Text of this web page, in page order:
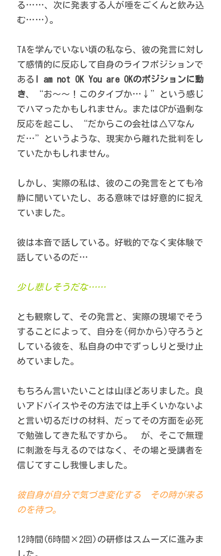
る……、次に発表する人が唾をごくんと飲み込
む……)。
TAを学んでいない頃の私なら、彼の発言に対し
て感情的に反応して自身のライフポジションで
ある
I am not OK You are OKのポジションに動
き、“お～～！このタイプか…↓”という感じ
でハマったかもしれません。またはCPが過剰な
反応を起こし、“だからこの会社は△▽なん
だ…”というような、現実から離れた批判をし
ていたかもしれません。
しかし、実際の私は、彼のこの発言をとても冷
静に聞いていたし、ある意味では好意的に捉え
ていました。
彼は本音で話している。好戦的でなく実体験で
話しているのだ…
少し悲しそうだな……
とも観察して、その発言と、実際の現場でそう
することによって、自分を(何かから)守ろうと
している彼を、私自身の中でずっしりと受け止
めていました。
もちろん言いたいことは山ほどありました。良
いアドバイスやその方法では上手くいかないよ
と言い切るだけの材料、だってその方面を必死
で勉強してきた私ですから。　が、そこで無理
に刺激を与えるのではなく、その場と受講者を
信じてすこし我慢しました。
彼自身が自分で気づき変化する　その時が来る
のを待つ。
12時間(6時間×2回)の研修はスムーズに進みま
した。